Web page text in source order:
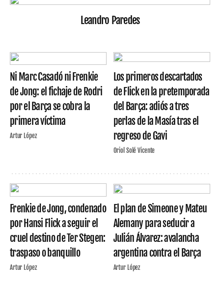
Leandro Paredes
Ni Marc Casadó ni Frenkie
de Jong: el fichaje de Rodri
por el Barça se cobra la
primera víctima
Artur López
Los primeros descartados
de Flick en la pretemporada
del Barça: adiós a tres
perlas de la Masía tras el
regreso de Gavi
Oriol Solé Vicente
Frenkie de Jong, condenado
por Hansi Flick a seguir el
cruel destino de Ter Stegen:
traspaso o banquillo
Artur López
El plan de Simeone y Mateu
Alemany para seducir a
Julián Álvarez: avalancha
argentina contra el Barça
Artur López